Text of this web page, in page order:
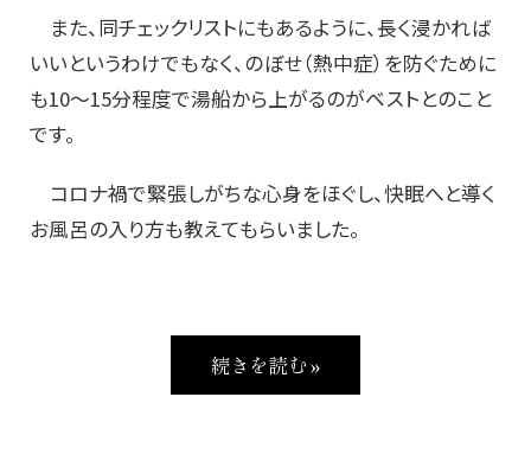
また、同チェックリストにもあるように、長く浸かれば
いいというわけでもなく、のぼせ（熱中症）を防ぐために
も10～15分程度で湯船から上がるのがベストとのこと
です。
コロナ禍で緊張しがちな心身をほぐし、快眠へと導く
お風呂の入り方も教えてもらいました。
続きを読む »